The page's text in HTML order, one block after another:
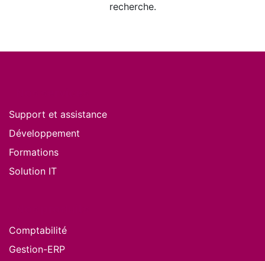
recherche.
Support et assistance
Développement
Formations
Solution IT
Comptabilité
Gestion-ERP